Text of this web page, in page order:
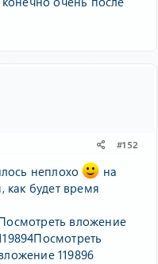
#152
неплохо
на
как будет время
вложение
Посмотреть
119896